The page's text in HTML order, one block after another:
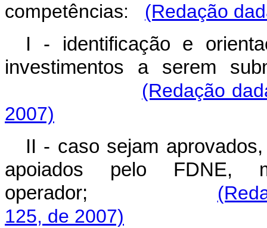
competências: (Redação
I - identificação e
investimentos a serem
(Redação
2007)
II - caso sejam
apoiados pelo FDNE,
operador;
125, de 2007)